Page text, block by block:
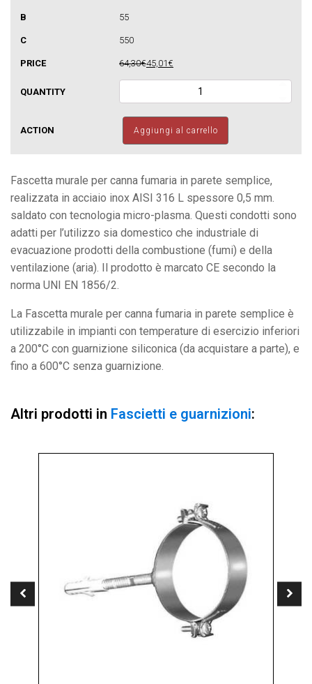
55
550
64,30€45,01€
murale
canne
fumarie
semplice
quantità
Aggiungi al carrello
Fascetta murale per canna fumaria in parete semplice,
realizzata in acciaio inox AISI 316 L spessore 0,5 mm.
saldato con tecnologia micro-plasma. Questi condotti sono
adatti per l’utilizzo sia domestico che industriale di
evacuazione prodotti della combustione (fumi) e della
ventilazione (aria). Il prodotto è marcato CE secondo la
norma UNI EN 1856/2.
La Fascetta murale per canna fumaria in parete semplice è
utilizzabile in impianti con temperature di esercizio inferiori
a 200°C con guarnizione siliconica (da acquistare a parte), e
fino a 600°C senza guarnizione.
Altri prodotti in Fascietti e guarnizioni: